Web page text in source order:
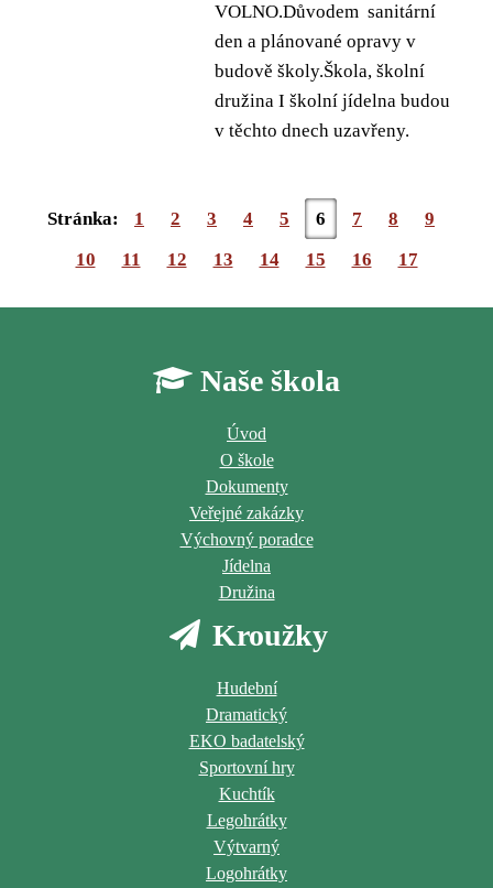
VOLNO.Důvodem sanitární
den a plánované opravy v
budově školy.Škola, školní
družina I školní jídelna budou
v těchto dnech uzavřeny.
Stránka: 1 2 3 4 5 6 7 8
9
10
11 12 13 14 15 16 17
Naše škola
Úvod
O škole
Dokumenty
Veřejné zakázky
Výchovný poradce
Jídelna
Družina
Kroužky
Hudební
Dramatický
EKO badatelský
Sportovní hry
Kuchtík
Legohrátky
Výtvarný
Logohrátky